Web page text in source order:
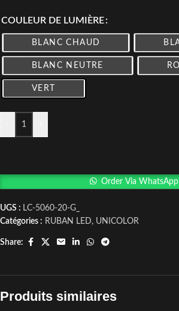
COULEUR DE LUMIÈRE
BLANC CHAUD
BLANC NEUTRE
VERT
Order Via WhatsApp
UGS : LC-5060-20-G_
Catégories : RUBAN LED, UNICOLOR
Share:
Produits similaires